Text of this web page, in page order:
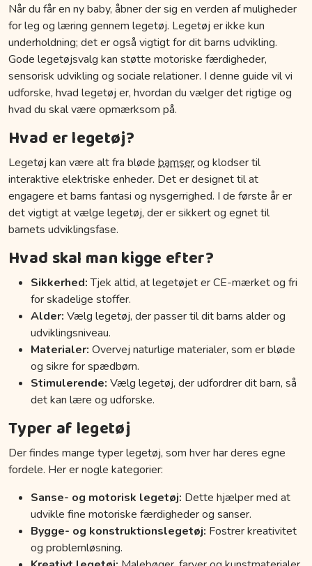
Når du får en ny baby, åbner der sig en verden af muligheder
for leg og læring gennem legetøj. Legetøj er ikke kun
underholdning; det er også vigtigt for dit barns udvikling.
Gode legetøjsvalg kan støtte motoriske færdigheder,
sensorisk udvikling og sociale relationer. I denne guide vil vi
udforske, hvad legetøj er, hvordan du vælger det rigtige og
hvad du skal være opmærksom på.
Hvad er legetøj?
Legetøj kan være alt fra bløde bamserog klodser til
interaktive elektriske enheder. Det er designet til at
engagere et barns fantasi og nysgerrighed. I de første år er
det vigtigt at vælge legetøj, der er sikkert og egnet til
barnets udviklingsfase.
Hvad skal man kigge efter?
Sikkerhed:Tjek altid, at legetøjet er CE-mærket og fri
for skadelige stoffer.
Alder: Vælg legetøj, der passer til dit barns alder og
udviklingsniveau.
Materialer: Overvej naturlige materialer, som er bløde
og sikre for spædbørn.
Stimulerende: Vælg legetøj, der udfordrer dit barn, så
det kan lære og udforske.
Typer af legetøj
Der findes mange typer legetøj, som hver har deres egne
fordele. Her er nogle kategorier:
Sanse- og motorisk legetøj: Dette hjælper med at
udvikle fine motoriske færdigheder og sanser.
Bygge- og konstruktionslegetøj: Fostrer kreativitet
og problemløsning.